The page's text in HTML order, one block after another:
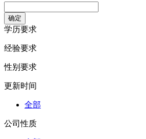
学历要求
经验要求
性别要求
更新时间
全部
公司性质